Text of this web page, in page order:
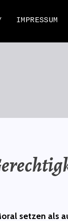
IMPRESSUM
setzen als